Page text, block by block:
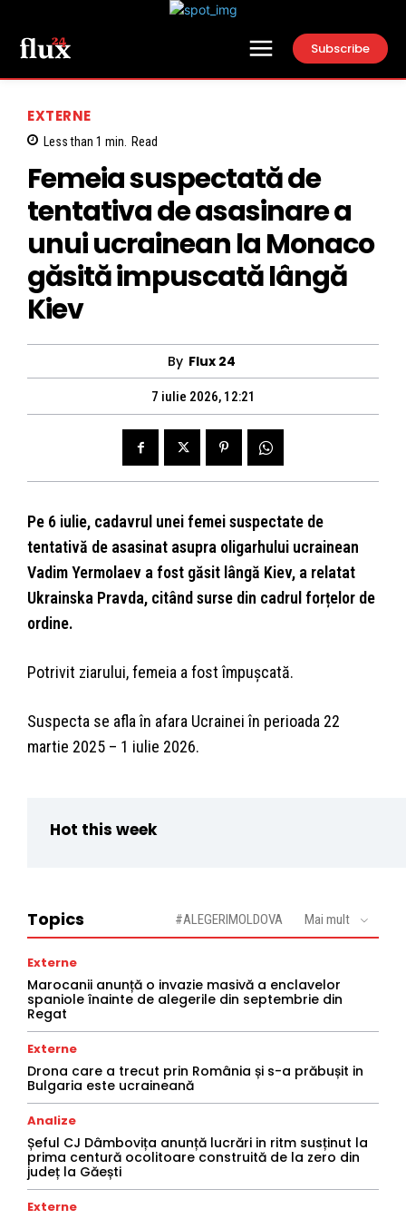
Subscribe
EXTERNE
Less than 1 min. Read
Femeia suspectată de
tentativa de asasinare a
unui ucrainean la Monaco
găsită impuscată lângă
Kiev
By Flux 24
7 iulie 2026, 12:21
Pe 6 iulie, cadavrul unei femei suspectate de
tentativă de asasinat asupra oligarhului ucrainean
Vadim Yermolaev a fost găsit lângă Kiev, a relatat
Ukrainska Pravda, citând surse din cadrul forțelor de
ordine.
Potrivit ziarului, femeia a fost împușcată.
Suspecta se afla în afara Ucrainei în perioada 22
martie 2025 – 1 iulie 2026.
Hot this week
Topics #ALEGERIMOLDOVA Mai mult
Externe
Marocanii anunță o invazie masivă a enclavelor
spaniole înainte de alegerile din septembrie din
Regat
Externe
Drona care a trecut prin România și s-a prăbușit in
Bulgaria este ucraineană
Analize
Șeful CJ Dâmbovița anunță lucrări in ritm susținut la
prima centură ocolitoare construită de la zero din
județ la Găești
Externe